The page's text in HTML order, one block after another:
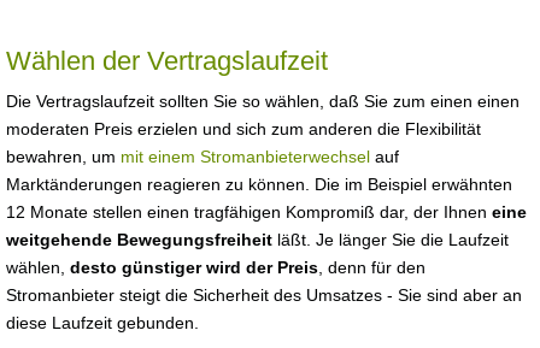
Wählen der Vertragslaufzeit
Die Vertragslaufzeit sollten Sie so wählen, daß Sie zum einen einen
moderaten Preis erzielen und sich zum anderen die Flexibilität
bewahren, um mit einem Stromanbieterwechsel auf
Marktänderungen reagieren zu können. Die im Beispiel erwähnten
12 Monate stellen einen tragfähigen Kompromiß dar, der Ihnen eine
weitgehende Bewegungsfreiheit läßt. Je länger Sie die Laufzeit
wählen, desto günstiger wird der Preis , denn für den
Stromanbieter steigt die Sicherheit des Umsatzes - Sie sind aber an
diese Laufzeit gebunden.